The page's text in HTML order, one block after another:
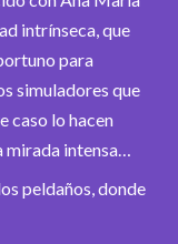
intrínseca, que
para
simuladores que
caso lo hacen
mirada intensa…
peldaños, donde